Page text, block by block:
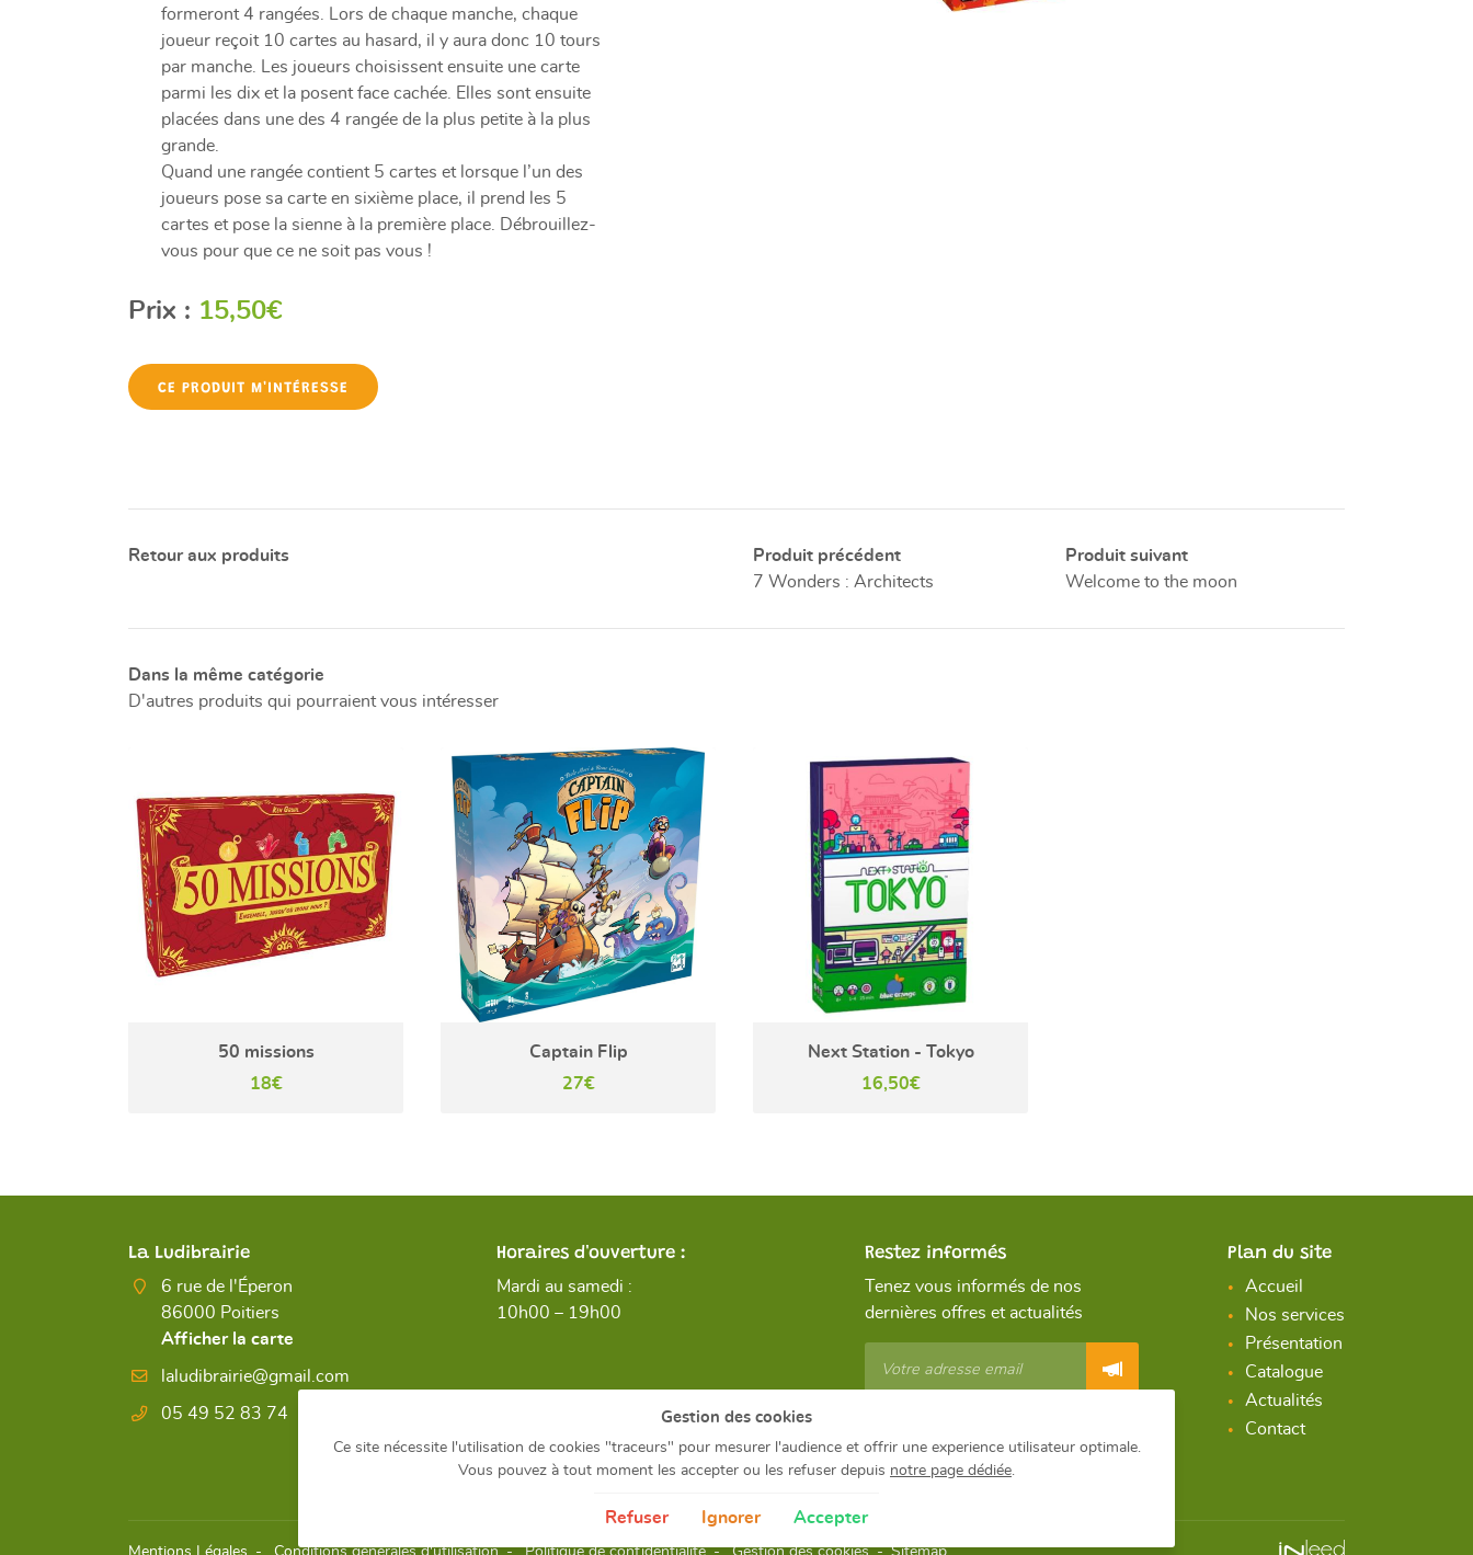
formeront 4 rangées. Lors de chaque manche, chaque
joueur reçoit 10 cartes au hasard, il y aura donc 10 tours
par manche. Les joueurs choisissent ensuite une carte
parmi les dix et la posent face cachée. Elles sont ensuite
placées dans une des 4 rangée de la plus petite à la plus
grande.
Quand une rangée contient 5 cartes et lorsque l’un des
joueurs pose sa carte en sixième place, il prend les 5
cartes et pose la sienne à la première place. Débrouillez-
vous pour que ce ne soit pas vous !
Prix : 15,50€
CE PRODUIT M'INTÉRESSE
Retour aux produits
Produit précédent
7 Wonders : Architects
Produit suivant
Welcome to the moon
Dans la même catégorie
D'autres produits qui pourraient vous intéresser
50 missions
18€
Captain Flip
27€
Next Station - Tokyo
16,50€
La Ludibrairie
6 rue de l'Éperon
86000 Poitiers
Afficher la carte
05 49 52 83 74
Horaires d'ouverture :
Mardi au samedi :
10h00 – 19h00
Restez informés
Tenez vous informés de nos
dernières offres et actualités
Plan du site
Accueil
Nos services
Présentation
Catalogue
Actualités
Contact
Mentions Légales Conditions générales d'utilisation Politique de confidentialité Gestion des cookies Sitemap
Gestion des cookies
Ce site nécessite l'utilisation de cookies "traceurs" pour mesurer l'audience et offrir une experience utilisateur optimale.
Vous pouvez à tout moment les accepter ou les refuser depuis notre page dédiée.
Refuser Ignorer Accepter